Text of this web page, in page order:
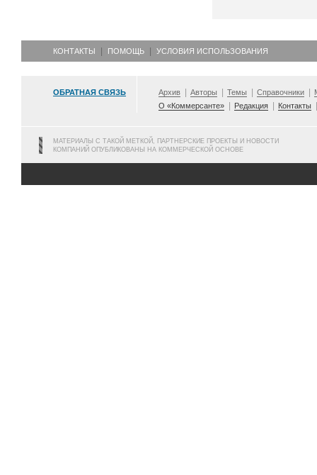
КОНТАКТЫ ПОМОЩЬ УСЛОВИЯ ИСПОЛЬЗОВАНИЯ
ОБРАТНАЯ СВЯЗЬ Архив Авторы Темы Справочники
О «Коммерсанте»
Редакция Контакты
МАТЕРИАЛЫ С ТАКОЙ МЕТКОЙ, ПАРТНЕРСКИЕ ПРОЕКТЫ И НОВОСТИ
КОМПАНИЙ ОПУБЛИКОВАНЫ НА КОММЕРЧЕСКОЙ ОСНОВЕ